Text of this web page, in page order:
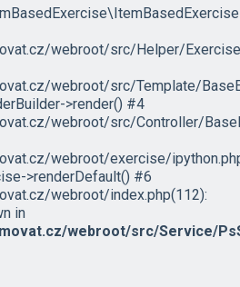
webroot/src/Helper/
webroot/src/Template/
>render() #4
webroot/src/Controller/
webroot/exercise/
>renderDefault() #6
webroot/index.php(112):
in
webroot/src/Service/